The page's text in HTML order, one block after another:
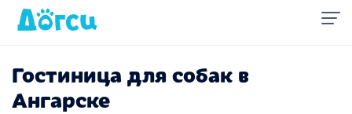
Гостиница для собак в
Ангарске